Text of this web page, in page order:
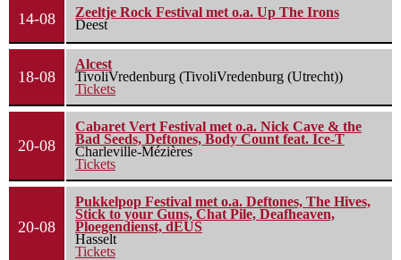
14-08
Zeeltje Rock Festival met o.a. Up The Irons
Deest
18-08
Alcest
TivoliVredenburg (TivoliVredenburg (Utrecht))
Tickets
20-08
Cabaret Vert Festival met o.a. Nick Cave & the
Bad Seeds, Deftones, Body Count feat. Ice-T
Charleville-Mézières
Tickets
20-08
Pukkelpop Festival met o.a. Deftones, The Hives,
Stick to your Guns, Chat Pile, Deafheaven,
Ploegendienst, dEUS
Hasselt
Tickets